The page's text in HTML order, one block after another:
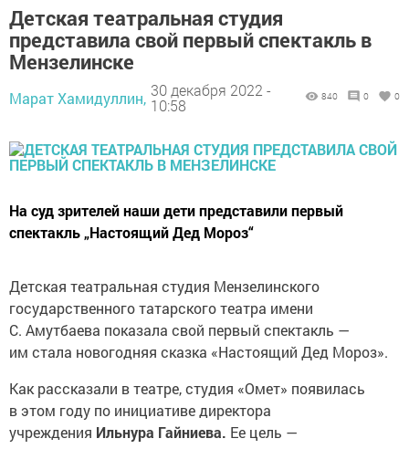
Детская театральная студия
представила свой первый спектакль в
Мензелинске
Марат Хамидуллин, 30 декабря 2022 -
10:58
840 0 0
На суд зрителей наши дети представили первый
спектакль „Настоящий Дед Мороз“
Детская театральная студия Мензелинского
государственного татарского театра имени
С. Амутбаева показала свой первый спектакль —
им стала новогодняя сказка «Настоящий Дед Мороз».
Как рассказали в театре, студия «Омет» появилась
в этом году по инициативе директора
учреждения Ильнура Гайниева. Ее цель —